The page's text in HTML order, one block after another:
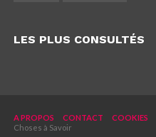
LES PLUS CONSULTÉS
A PROPOS CONTACT COOKIES
Choses à Savoir